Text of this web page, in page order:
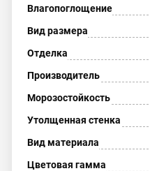
Влагопоглощение
Вид размера
Отделка
Производитель
Морозостойкость
Утолщенная стенка
Вид материала
Цветовая гамма